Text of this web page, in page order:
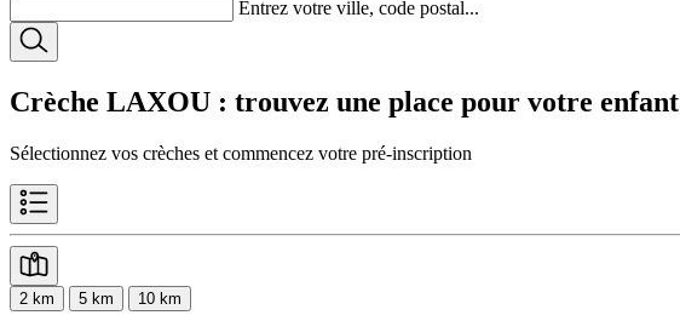
Entrez votre ville, code postal...
Crèche LAXOU : trouvez une place pour votre enfant
Sélectionnez vos crèches et commencez votre pré-inscription
2 km 5 km 10 km